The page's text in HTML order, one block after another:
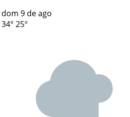
dom 9 de ago
34° 25°